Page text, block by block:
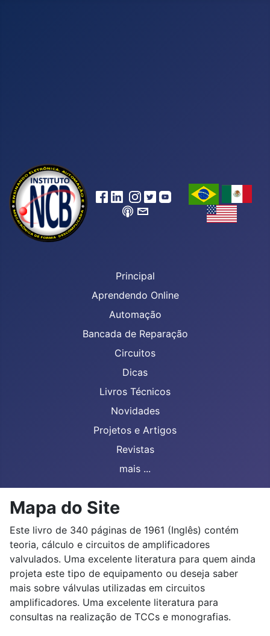
Principal
Aprendendo Online
Automação
Bancada de Reparação
Circuitos
Dicas
Livros Técnicos
Novidades
Projetos e Artigos
Revistas
mais ...
Mapa do Site
Este livro de 340 páginas de 1961 (Inglês) contém
teoria, cálculo e circuitos de amplificadores
valvulados. Uma excelente literatura para quem ainda
projeta este tipo de equipamento ou deseja saber
mais sobre válvulas utilizadas em circuitos
amplificadores. Uma excelente literatura para
consultas na realização de TCCs e monografias.